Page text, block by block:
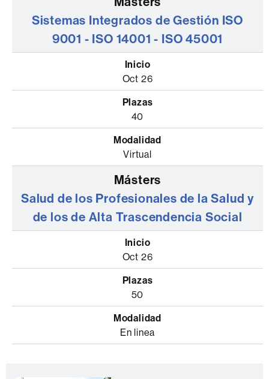
Sistemas Integrados de Gestión ISO
9001 - ISO 14001 - ISO 45001
Oct 26
40
Virtual
Salud de los Profesionales de la Salud y
de los de Alta Trascendencia Social
Oct 26
50
En linea